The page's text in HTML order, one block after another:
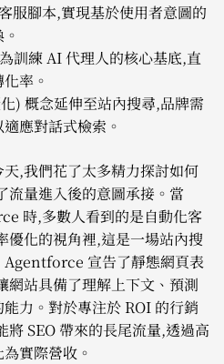
服腳本,實現基於使用者意圖的
訓練 AI 代理人的核心基底,直
率。
) 概念延伸至站內搜尋,品牌需
應對話式檢索。
,我們花了太多精力探討如何
流量進入後的意圖承接。當
時,多數人看到的是自動化客
優化的視角裡,這是一場站內搜
Agentforce 宣告了靜態網頁表
網站具備了理解上下文、預測
力。對於專注於 ROI 的行銷
將 SEO 帶來的長尾流量,透過高
實際營收。